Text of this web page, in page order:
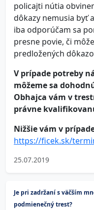
policajti nútia
dôkazy nemusia byť
iba odporúčam sa
presne povie, či
predložených
V prípade potreby
môžeme sa
Obhajca vám v
právne
Nižšie vám v
https://ficek.sk/
25.07.2019
Je pri zadržaní s väčším
podmienečný trest?